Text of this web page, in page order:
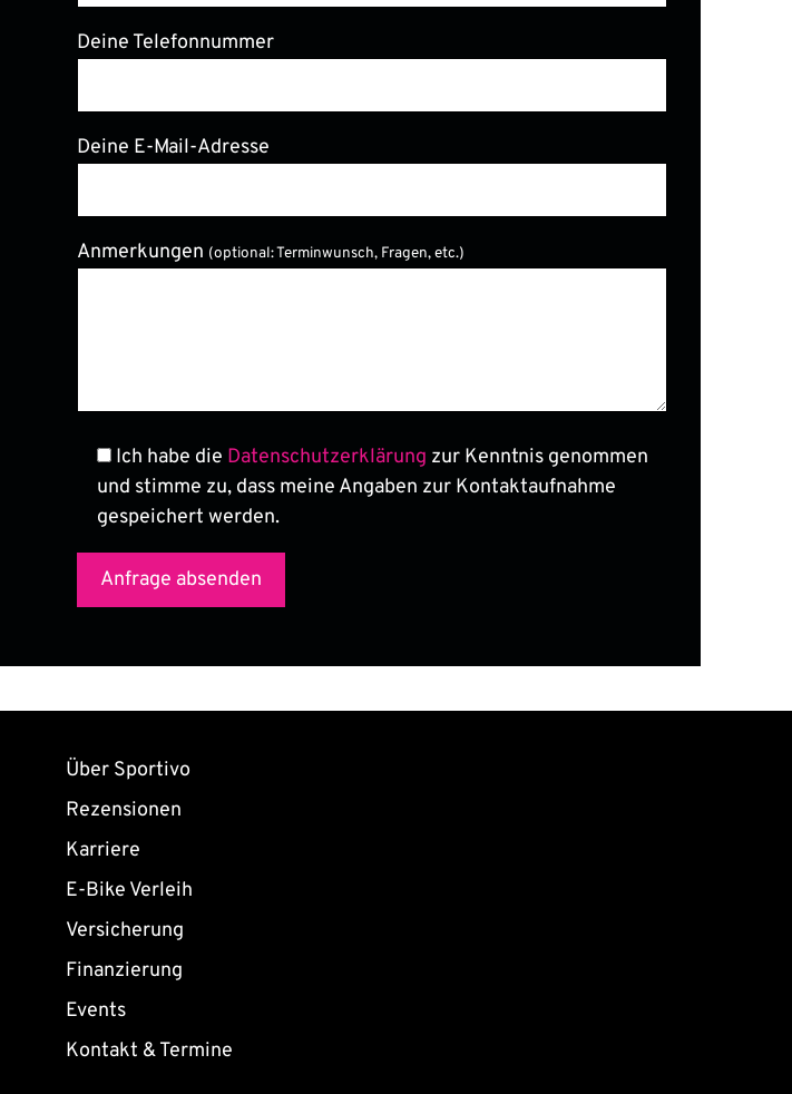
Deine Telefonnummer
Deine E-Mail-Adresse
Bitte lasse dieses Feld leer.
Anmerkungen (optional: Terminwunsch, Fragen, etc.)
Ich habe die Datenschutzerklärung zur Kenntnis genommen
und stimme zu, dass meine Angaben zur Kontaktaufnahme
gespeichert werden.
Über Sportivo
Rezensionen
Karriere
E-Bike Verleih
Versicherung
Finanzierung
Events
Kontakt & Termine